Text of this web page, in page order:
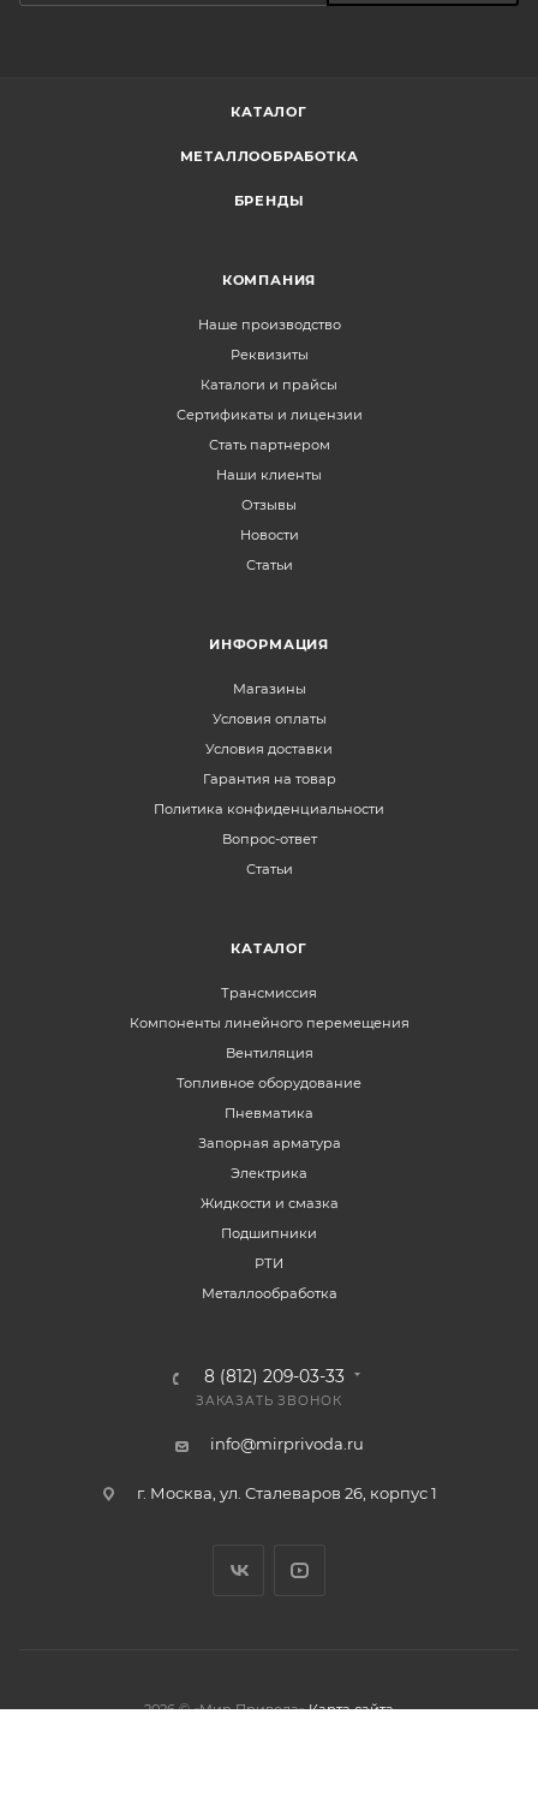
КАТАЛОГ
МЕТАЛЛООБРАБОТКА
БРЕНДЫ
КОМПАНИЯ
Наше производство
Реквизиты
Каталоги и прайсы
Сертификаты и лицензии
Стать партнером
Наши клиенты
Отзывы
Новости
Статьи
ИНФОРМАЦИЯ
Магазины
Условия оплаты
Условия доставки
Гарантия на товар
Политика конфиденциальности
Вопрос-ответ
Статьи
КАТАЛОГ
Трансмиссия
Компоненты линейного перемещения
Вентиляция
Топливное оборудование
Пневматика
Запорная арматура
Электрика
Жидкости и смазка
Подшипники
РТИ
Металлообработка
8 (812) 209-03-33
ЗАКАЗАТЬ ЗВОНОК
info@mirprivoda.ru
г. Москва, ул. Сталеваров 26, корпус 1
2026 © «Мир Привода» Карта сайта